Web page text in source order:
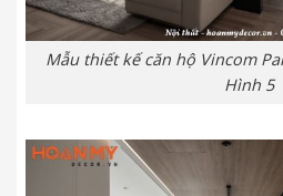
Mẫu thiết kế căn hộ Vincom
Hình 5